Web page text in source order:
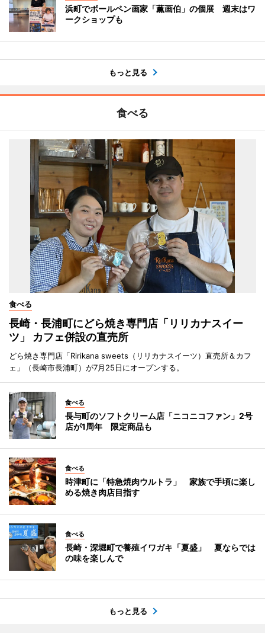
浜町でボールペン画家「薫画伯」の個展 週末はワ
ークショップも
もっと見る
食べる
食べる
長崎・長浦町にどら焼き専門店「リリカナスイー
ツ」 カフェ併設の直売所
どら焼き専門店「Ririkana sweets（リリカナスイーツ）直売所＆カフ
ェ」（長崎市長浦町）が7月25日にオープンする。
食べる
長与町のソフトクリーム店「ニコニコファン」2号
店が1周年 限定商品も
食べる
時津町に「特急焼肉ウルトラ」 家族で手頃に楽し
める焼き肉店目指す
食べる
長崎・深堀町で養殖イワガキ「夏盛」 夏ならでは
の味を楽しんで
もっと見る